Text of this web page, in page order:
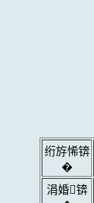
绗斿悕锛
�
涓婚锛